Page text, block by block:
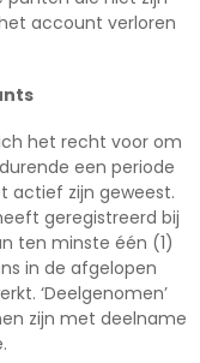
account verloren
het recht voor om
een periode
actief zijn geweest.
geregistreerd bij
ten minste één (1)
in de afgelopen
‘Deelgenomen’
zijn met deelname